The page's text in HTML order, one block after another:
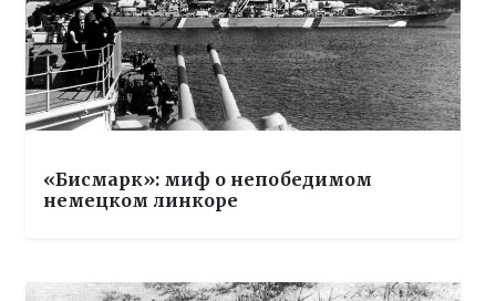
«Бисмарк»: миф о непобедимом
немецком линкоре